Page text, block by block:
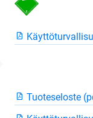
Tuoteseloste